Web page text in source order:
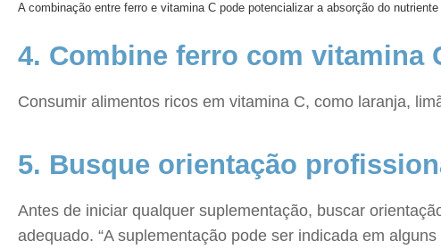
A combinação entre ferro e vitamina C pode potencializar a absorção do
4. Combine ferro com vitamina
Consumir alimentos ricos em vitamina C, como laranja,
5. Busque orientação
Antes de iniciar qualquer suplementação, buscar
adequado. “A suplementação pode ser indicada em